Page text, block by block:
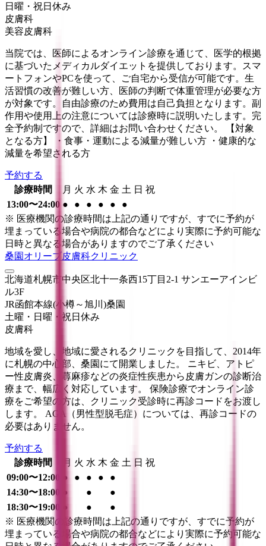
日曜・祝日 休み
皮膚科
美容皮膚科
当院では、医師によるオンライン診療を通じて、医学的根拠
に基づいたメディカルダイエットを提供しております。スマ
ートフォンやPCを使って、ご自宅から受信が可能です。生
活習慣の改善が難しい方、医師の判断で体重管理が必要な方
が対象です。自由診療のため費用は自己負担となります。副
作用や使用上の注意については診療時に説明いたします。完
全予約制ですので、詳細はお問い合わせください。 【対象
となる方】 ・食事・運動による減量が難しい方 ・健康的な
減量を希望される方
予約する
診療時間
月 火 水 木 金 土 日 祝
13:00〜24:00 ● ● ● ● ●
●
※ 医療機関の診療時間は上記の通りですが、すでに予約が
埋まっている場合や病院の都合などにより実際に予約可能な
日時と異なる場合がありますのでご了承ください
桑園オリーブ皮膚科クリニック
北海道札幌市中央区北十一条西15丁目2-1 サンエーアインビ
ル3F
JR函館本線(小樽～旭川)桑園
土曜・日曜・祝日 休み
皮膚科
地域を愛し、地域に愛されるクリニックを目指して、2014年
に札幌の中心部、桑園にて開業しました。 ニキビ、アトピ
ー性皮膚炎、蕁麻疹などの炎症性疾患から皮膚ガンの診断治
療まで、幅広く対応しています。 保険診療でオンライン診
療をご希望の方は、クリニック受診時に再診コードをお渡し
します。 AGA（男性型脱毛症）については、再診コードの
必要はありません。
予約する
診療時間
月 火 水 木 金 土 日 祝
09:00〜12:00
● ● ● ●
●
14:30〜18:00
● ●
●
18:30〜19:00
● ●
●
※ 医療機関の診療時間は上記の通りですが、すでに予約が
埋まっている場合や病院の都合などにより実際に予約可能な